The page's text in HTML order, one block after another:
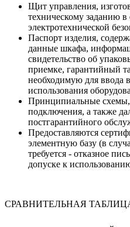
Щит управления,
техническому заданию
электротехнической
Паспорт изделия,
данные шкафа,
свидетельство об
приемке, гарантийный
необходимую для ввода
использования
Принципиальные
подключения, а также
постгарантийного
Предоставляются
элементную базу (в
требуется - отказное
допуске к
СРАВНИТЕЛЬНАЯ